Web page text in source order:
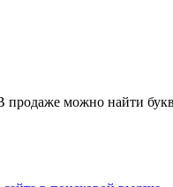
можно найти